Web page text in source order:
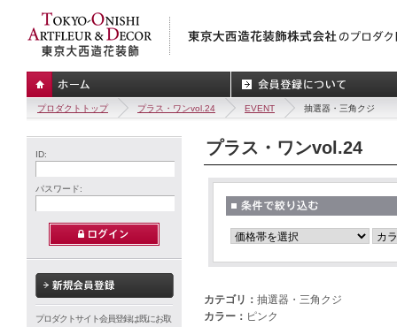
プロダクトトップ プラス・ワンvol.24 EVENT 抽選器・三角クジ
ID:
パスワード:
プロダクトサイト会員登録は既にお取
プラス・ワンvol.24
カテゴリ： 抽選器・三角クジ
カラー： ピンク